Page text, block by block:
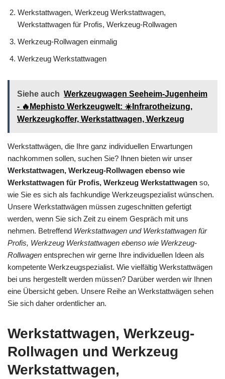
Werkstattwagen, Werkzeug Werkstattwagen,
Werkstattwagen für Profis, Werkzeug-Rollwagen
Werkzeug-Rollwagen einmalig
Werkzeug Werkstattwagen
Siehe auch Werkzeugwagen Seeheim-Jugenheim
- 🔥Mephisto Werkzeugwelt: ☀️Infrarotheizung,
Werkzeugkoffer, Werkstattwagen, Werkzeug
Werkstattwägen, die Ihre ganz individuellen Erwartungen
nachkommen sollen, suchen Sie? Ihnen bieten wir unser
Werkstattwagen, Werkzeug-Rollwagen ebenso wie
Werkstattwagen für Profis, Werkzeug Werkstattwagen so,
wie Sie es sich als fachkundige Werkzeugspezialist wünschen.
Unsere Werkstattwägen müssen zugeschnitten gefertigt
werden, wenn Sie sich Zeit zu einem Gespräch mit uns
nehmen. Betreffend Werkstattwagen und Werkstattwagen für
Profis, Werkzeug Werkstattwagen ebenso wie Werkzeug-
Rollwagen entsprechen wir gerne Ihre individuellen Ideen als
kompetente Werkzeugspezialist. Wie vielfältig Werkstattwägen
bei uns hergestellt werden müssen? Darüber werden wir Ihnen
eine Übersicht geben. Unsere Reihe an Werkstattwägen sehen
Sie sich daher ordentlicher an.
Werkstattwagen, Werkzeug-
Rollwagen und Werkzeug
Werkstattwagen,